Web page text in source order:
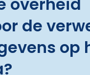
de
op